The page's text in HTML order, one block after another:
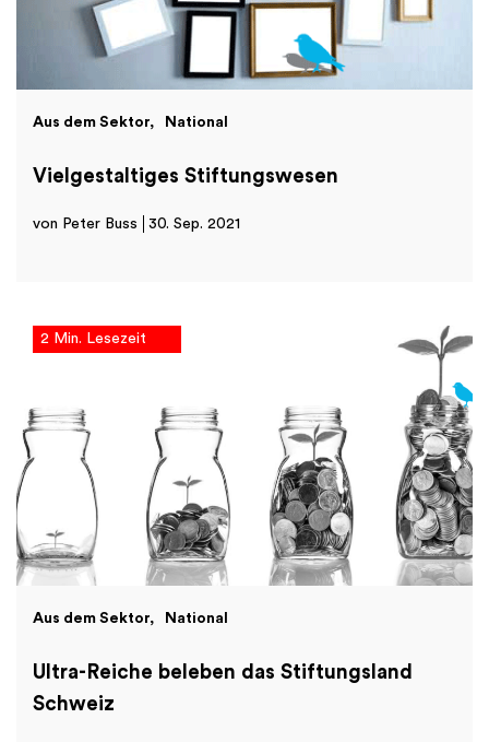
Aus dem Sektor National
Vielgestaltiges Stiftungswesen
von Peter Buss 30. Sep. 2021
2 Min. Lesezeit
Aus dem Sektor National
Ultra-Reiche beleben das Stiftungsland
Schweiz